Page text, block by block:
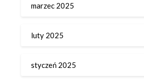
marzec 2025
luty 2025
styczeń 2025